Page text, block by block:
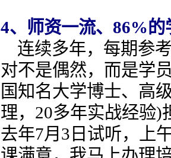
4、师资一流、86%
连续多年，每期参
对不是偶然，而是学
国知名大学博士、高
理，20多年实战经验)
去年7月3日试听，上